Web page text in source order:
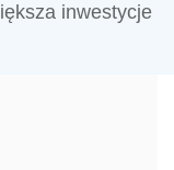
inwestycje